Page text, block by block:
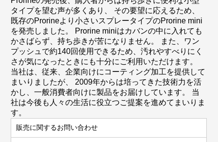
タイプを望む声が多くあり、 その要望に応えるため、
既存のProrineより小さいスプレータイプのProrine mini
を発売しました。 Prorine miniはカバンの中に入れても
かさばらず、持ち歩きが苦になりません。 また、ワン
プッシュで約140回使用できるため、汚れやすべりにく
さが気になったときにも十分にご利用いただけます。
当社は、従来、企業向けにコーティング加工を提供して
まいりましたが、 2009年からは培ってきた技術力を活
かし、一般消費者向けに製品をお届けしています。 当
社は今後も人々の生活に役立つご提案を進めてまいりま
す。
販売に関するお問い合わせ